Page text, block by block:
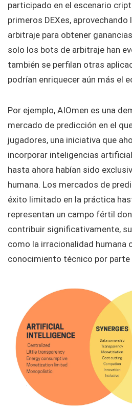
participado en el escenario
primeros DEXes,
arbitraje para obtener
solo los bots de arbitraje han
también se perfilan otras
podrían enriquecer aún más el
Por ejemplo, AIOmen es una
mercado de predicción en el
jugadores, una iniciativa que
incorporar inteligencias
hasta ahora habían sido
humana. Los mercados de
éxito limitado en la práctica
representan un campo fértil
contribuir significativamente,
como la irracionalidad humana
conocimiento técnico por